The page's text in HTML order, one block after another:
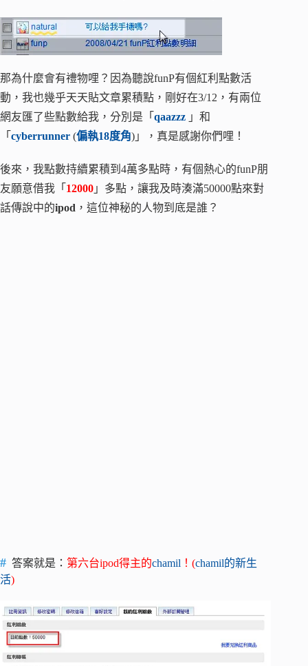
那為什麼會有禮物哩？因為聽說funP有個紅利點數活
動，我也幾乎天天貼文章累積點，剛好在3/12，有兩位
網友匯了些點數給我，分別是「 qaazzz 」和
「 cyberrunner (偏執18度角)」，真是感謝你們哩！
後來，我點數持續累積到4萬多點時，有個熱心的funP朋
友願意借我「 12000 」多點，讓我及時湊滿50000點來對
話傳說中的ipod ，這位神秘的人物到底是誰？
答案就是： 第六台ipod得主的chamil ！(chamil的新生
活)